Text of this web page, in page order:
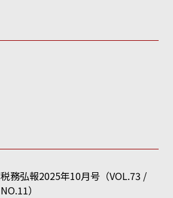
税務弘報2025年10月号（VOL.73 /
NO.11）